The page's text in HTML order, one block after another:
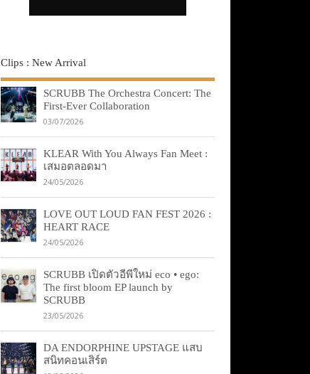
Clips : New Arrival
SCRUBB The Orchestra Concert: The
First-Ever Collaboration
03/07/2026
KLEAR With You Always Fan Meet :
เสมอตลอดมา
24/05/2026
LOVE OUT LOUD FAN FEST 2026 :
HEART RACE
24/05/2026
SCRUBB เปิดตัวอีพีใหม่ eco • ego:
The first bloom EP launch by
SCRUBB
23/05/2026
DA ENDORPHINE UPSTAGE แสบ
สนิทคอนเสิร์ต